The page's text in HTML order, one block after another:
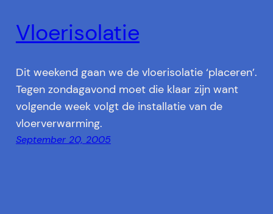
Vloerisolatie
Dit weekend gaan we de vloerisolatie ‘placeren’.
Tegen zondagavond moet die klaar zijn want
volgende week volgt de installatie van de
vloerverwarming.
September 20, 2005